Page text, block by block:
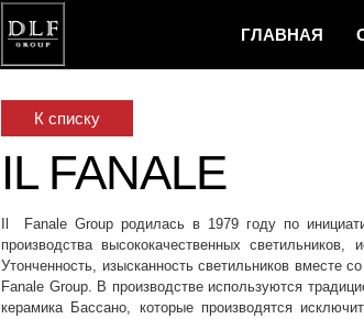
ГЛАВНАЯ
К списку
IL FANALE
Il Fanale Group родилась в 1979 году по
производства высококачественных светильников,
Утонченность, изысканность светильников вместе
Fanale Group. В производстве используются
керамика Бассано, которые производятся